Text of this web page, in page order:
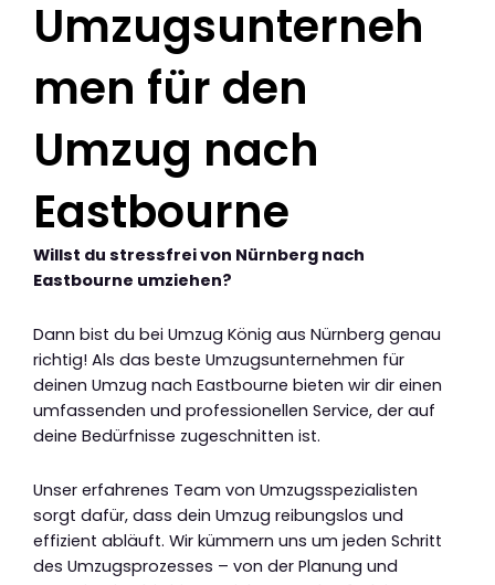
Umzugsunterneh
men für den
Umzug nach
Eastbourne
Willst du stressfrei von Nürnberg nach
Eastbourne umziehen?
Dann bist du bei Umzug König aus Nürnberg genau
richtig! Als das beste Umzugsunternehmen für
deinen Umzug nach Eastbourne bieten wir dir einen
umfassenden und professionellen Service, der auf
deine Bedürfnisse zugeschnitten ist.
Unser erfahrenes Team von Umzugsspezialisten
sorgt dafür, dass dein Umzug reibungslos und
effizient abläuft. Wir kümmern uns um jeden Schritt
des Umzugsprozesses – von der Planung und